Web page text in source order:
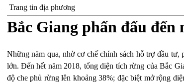
Trang tin địa phương
Bắc Giang phấn đấu đến
Những năm qua, nhờ cơ chế chính sách hỗ trợ đầu
lớn. Đến hết năm 2018, tổng diện tích rừng của Bắc
độ che phủ rừng lên khoảng 38%; đặc biệt mở rộng